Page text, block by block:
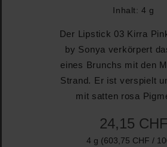
Inhalt: 4 g
Der Lipstick 03 Kirra
by Sonya verkörpert
eines Brunchs mit den
Strand. Er ist verspielt
mit satten rosa
24,15 CHF
4 g (603,75 CHF /